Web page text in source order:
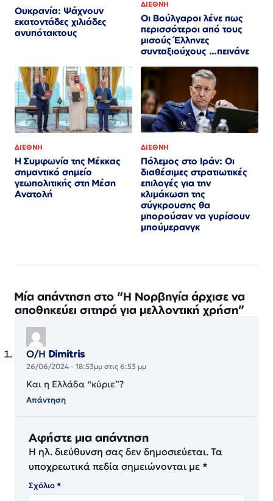
Ουκρανία: Ψάχνουν
εκατοντάδες χιλιάδες
ανυπότακτους
ΔΙΕΘΝΗ
Οι Βούλγαροι λένε πως
περισσότεροι από τους
μισούς Έλληνες
συνταξιούχους …πεινάνε
ΔΙΕΘΝΗ
Η Συμφωνία της Μέκκας
σημαντικό σημείο
γεωπολιτικής στη Μέση
Ανατολή
ΔΙΕΘΝΗ
Πόλεμος στο Ιράν: Οι
διαθέσιμες στρατιωτικές
επιλογές για την
κλιμάκωση της
σύγκρουσης θα
μπορούσαν να γυρίσουν
μπούμερανγκ
Μία απάντηση στο “Η Νορβηγία άρχισε να
αποθηκεύει σιτηρά για μελλοντική χρήση”
Ο/Η Dimitris
26/06/2024 - 18:53μμ στις 6:53 μμ
Και η Ελλάδα “κύριε”?
Απάντηση
Αφήστε μια απάντηση
Η ηλ. διεύθυνση σας δεν δημοσιεύεται. Τα
υποχρεωτικά πεδία σημειώνονται με *
Σχόλιο*